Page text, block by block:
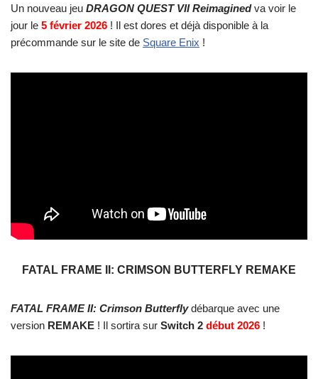
Un nouveau jeu DRAGON QUEST VII Reimaginedva voir le
jour le 5 février 2026 ! Il est dores et déjà disponible à la
précommande sur le site de Square Enix !
FATAL FRAME II: CRIMSON BUTTERFLY REMAKE
FATAL FRAME II: Crimson Butterflydébarque avec une
version REMAKE ! Il sortira sur Switch 2 début 2026 !